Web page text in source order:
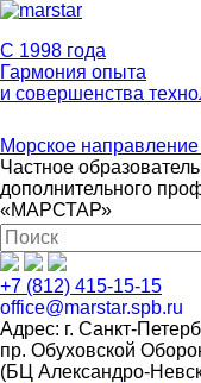
C 1998 года
Гармония опыта
и совершенства
Морское направление
Частное
дополнительного
«МАРСТАР»
+7 (812) 415-15-15
office@marstar.spb.ru
Адрес: г. Санкт-
пр. Обуховской
(БЦ Александро-